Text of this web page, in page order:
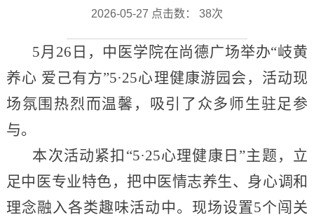
2026-05-27 点击数： 38次
5月26日，中医学院在尚德广场举办“岐黄
养心 爱己有方”5·25心理健康游园会，活动现
场氛围热烈而温馨，吸引了众多师生驻足参
与。
本次活动紧扣“5·25心理健康日”主题，立
足中医专业特色，把中医情志养生、身心调和
理念融入各类趣味活动中。现场设置5个闯关